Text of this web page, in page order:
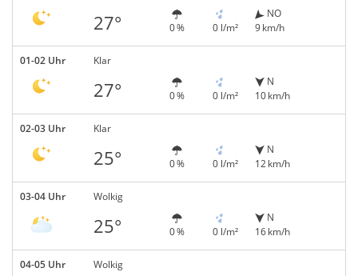
27° 0 % 0 l/m²
NO
9 km/h
01-02 Uhr Klar
27° 0 % 0 l/m²
N
10 km/h
02-03 Uhr Klar
25° 0 % 0 l/m²
N
12 km/h
03-04 Uhr Wolkig
25° 0 % 0 l/m²
N
16 km/h
04-05 Uhr Wolkig